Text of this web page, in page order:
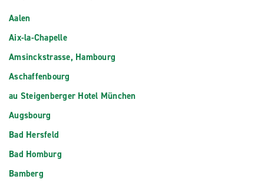
Aalen
Aix-la-Chapelle
Amsinckstrasse, Hambourg
Aschaffenbourg
au Steigenberger Hotel München
Augsbourg
Bad Hersfeld
Bad Homburg
Bamberg